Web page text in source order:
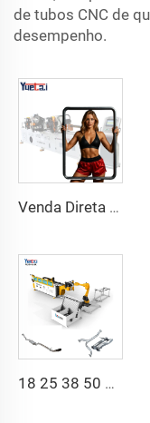
de tubos CNC de
desempenho.
Venda Direta de Fábrica Dobra de Cabeça Dupla Automática Hidráulica Dobra de Tubo em Aço Carbono Máquina de Dobrar Tubos e Tubos
18 25 38 50 CNC 4A 2S Máquina de Curvir Tubos Automática e Máquinas de Curvir Tubos de Aço Preço com Empurrão 1 Polegada 2 Polegadas 3 Polegadas Linha